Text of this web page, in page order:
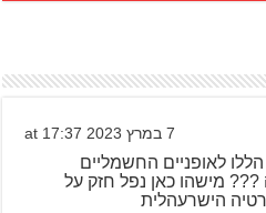
7 במרץ 2023 at 17:37
לאופניים החשמליים
מישהו כאן נפל חזק על
הישרעהלית